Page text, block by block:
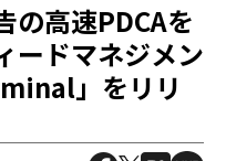
の高速PDCAを
ードマネジメン
」をリリ